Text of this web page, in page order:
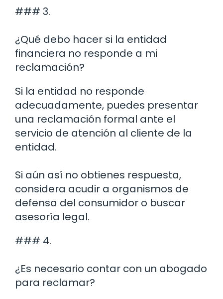
### 3.
¿Qué debo hacer si la entidad
financiera no responde a mi
reclamación?
Si la entidad no responde
adecuadamente, puedes presentar
una reclamación formal ante el
servicio de atención al cliente de la
entidad.
Si aún así no obtienes respuesta,
considera acudir a organismos de
defensa del consumidor o buscar
asesoría legal.
### 4.
¿Es necesario contar con un abogado
para reclamar?